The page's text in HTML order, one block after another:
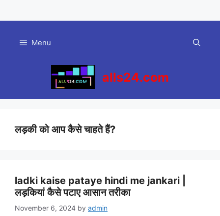
content
Menu
alls24.com
लड़की को आप कैसे चाहते हैं?
ladki kaise pataye hindi me jankari |
लड़कियां कैसे पटाए आसान तरीका
November 6, 2024 by admin